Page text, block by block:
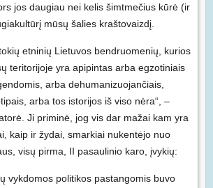
jos daugiau nei kelis šimtmečius kūrė (ir
mūsų šalies kraštovaizdį.
etninių Lietuvos bendruomenių, kurios
teritorijoje yra apipintas arba egzotiniais
arba dehumanizuojančiais,
arba tos istorijos iš viso nėra“, –
Ji priminė, jog vis dar mažai kam yra
kaip ir žydai, smarkiai nukentėjo nuo
visų pirma, II pasaulinio karo, įvykių:
vykdomos politikos pastangomis buvo